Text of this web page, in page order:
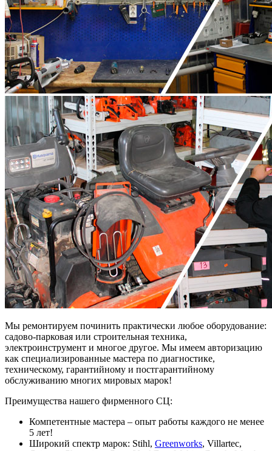
Мы ремонтируем починить практически любое оборудование:
садово-парковая или строительная техника,
электроинструмент и многое другое. Мы имеем авторизацию
как специализированные мастера по диагностике,
техническому, гарантийному и постгарантийному
обслуживанию многих мировых марок!
Преимущества нашего фирменного СЦ:
Компетентные мастера – опыт работы каждого не менее
5 лет!
Широкий спектр марок: Stihl, Greenworks, Villartec,